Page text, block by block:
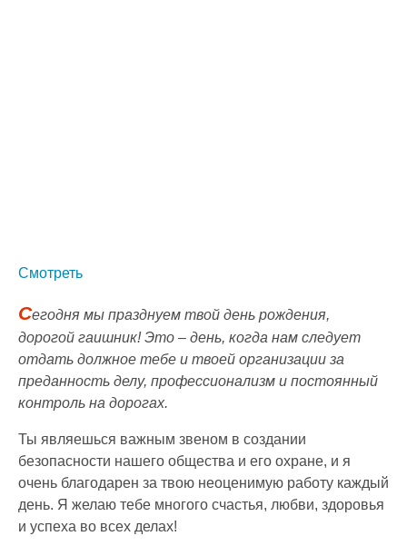
Смотреть
Сегодня мы празднуем твой день рождения,
дорогой гаишник! Это – день, когда нам следует
отдать должное тебе и твоей организации за
преданность делу, профессионализм и постоянный
контроль на дорогах.
Ты являешься важным звеном в создании
безопасности нашего общества и его охране, и я
очень благодарен за твою неоценимую работу каждый
день. Я желаю тебе многого счастья, любви, здоровья
и успеха во всех делах!